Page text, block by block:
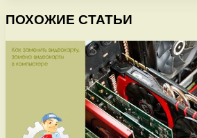
ПОХОЖИЕ СТАТЬИ